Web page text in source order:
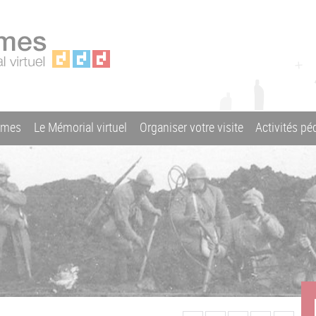
Le Mémorial virtuel Organiser votre visite Activités